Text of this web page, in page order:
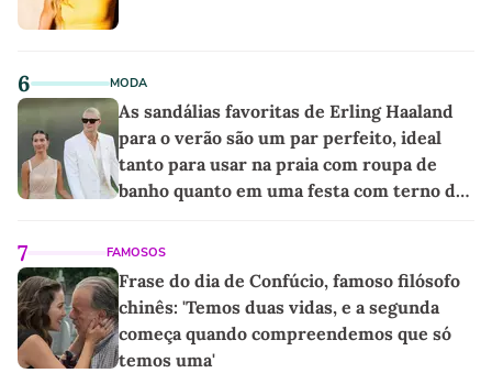
6 MODA
As sandálias favoritas de Erling Haaland
para o verão são um par perfeito, ideal
tanto para usar na praia com roupa de
banho quanto em uma festa com terno de
7 FAMOSOS
Frase do dia de Confúcio, famoso filósofo
chinês: 'Temos duas vidas, e a segunda
começa quando compreendemos que só
temos uma'